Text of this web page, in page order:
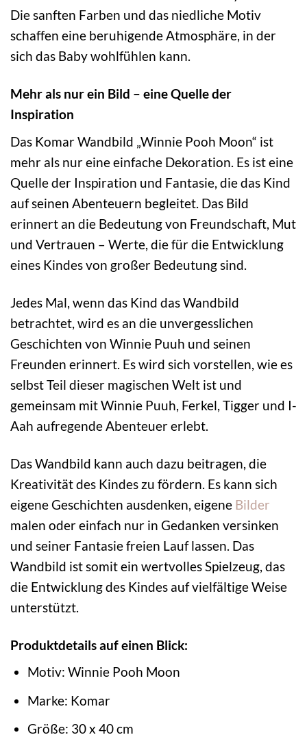
Die sanften Farben und das niedliche Motiv
schaffen eine beruhigende Atmosphäre, in der
sich das Baby wohlfühlen kann.
Mehr als nur ein Bild – eine Quelle der
Inspiration
Das Komar Wandbild „Winnie Pooh Moon“ ist
mehr als nur eine einfache Dekoration. Es ist eine
Quelle der Inspiration und Fantasie, die das Kind
auf seinen Abenteuern begleitet. Das Bild
erinnert an die Bedeutung von Freundschaft, Mut
und Vertrauen – Werte, die für die Entwicklung
eines Kindes von großer Bedeutung sind.
Jedes Mal, wenn das Kind das Wandbild
betrachtet, wird es an die unvergesslichen
Geschichten von Winnie Puuh und seinen
Freunden erinnert. Es wird sich vorstellen, wie es
selbst Teil dieser magischen Welt ist und
gemeinsam mit Winnie Puuh, Ferkel, Tigger und I-
Aah aufregende Abenteuer erlebt.
Das Wandbild kann auch dazu beitragen, die
Kreativität des Kindes zu fördern. Es kann sich
eigene Geschichten ausdenken, eigene Bilder
malen oder einfach nur in Gedanken versinken
und seiner Fantasie freien Lauf lassen. Das
Wandbild ist somit ein wertvolles Spielzeug, das
die Entwicklung des Kindes auf vielfältige Weise
unterstützt.
Produktdetails auf einen Blick:
Motiv: Winnie Pooh Moon
Marke: Komar
Größe: 30 x 40 cm